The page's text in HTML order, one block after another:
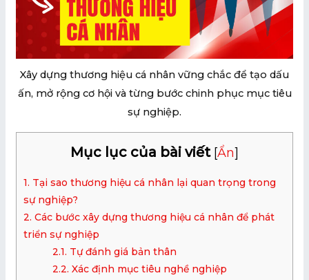
Xây dựng thương hiệu cá nhân vững chắc để tạo dấu
ấn, mở rộng cơ hội và từng bước chinh phục mục tiêu
sự nghiệp.
Mục lục của bài viết [Ẩn]
1. Tại sao thương hiệu cá nhân lại quan trọng trong
sự nghiệp?
2. Các bước xây dựng thương hiệu cá nhân để phát
triển sự nghiệp
2.1. Tự đánh giá bản thân
2.2. Xác định mục tiêu nghề nghiệp